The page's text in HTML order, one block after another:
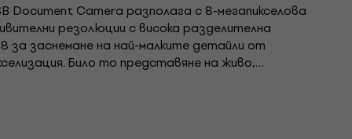
Document Camera разполага с 8-мегапикселова
резолюции с висока разделителна
за заснемане на най-малките детайли от
Било то представяне на живо,
списания, документи, QR кодове, OCR текст